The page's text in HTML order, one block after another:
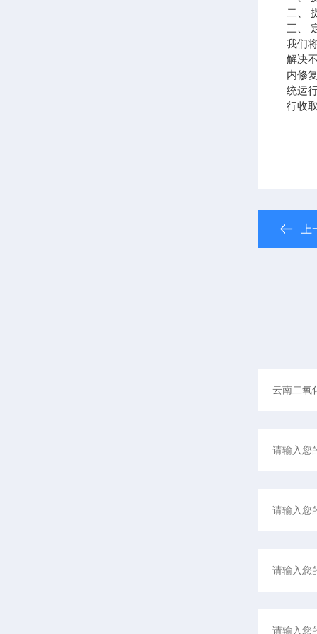
二、
三、
我们
解决
内修
统运
行收